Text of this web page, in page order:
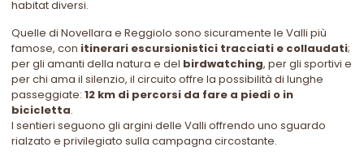
habitat diversi.
Quelle di Novellara e Reggiolo sono sicuramente le Valli più
famose, con itinerari escursionistici tracciati e collaudati;
per gli amanti della natura e del birdwatching, per gli sportivi e
per chi ama il silenzio, il circuito offre la possibilità di lunghe
passeggiate:12 km di percorsi da fare a piedi o in
bicicletta.
I sentieri seguono gli argini delle Valli offrendo uno sguardo
rialzato e privilegiato sulla campagna circostante.